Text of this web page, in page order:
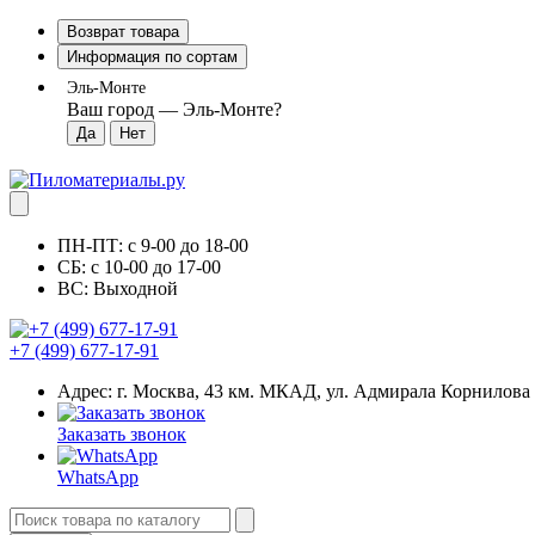
Возврат товара
Информация по сортам
Эль-Монте
Ваш город — Эль-Монте?
ПН-ПТ: с 9-00 до 18-00
СБ: с 10-00 до 17-00
ВС: Выходной
+7 (499) 677-17-91
Адрес: г. Москва, 43 км. МКАД, ул. Адмирала Корнилова
Заказать звонок
WhatsApp